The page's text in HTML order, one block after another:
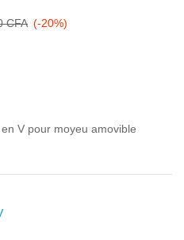
CFA (-20%)
V pour moyeu amovible